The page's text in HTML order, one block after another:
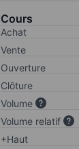
Cours
Achat
Vente
Ouverture
Clôture
Volume
Volume relatif
+Haut